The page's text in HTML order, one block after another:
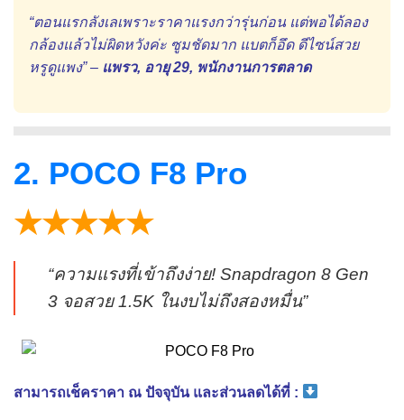
“ตอนแรกลังเลเพราะราคาแรงกว่ารุ่นก่อน แต่พอได้ลอง
กล้องแล้วไม่ผิดหวังค่ะ ซูมชัดมาก แบตก็อึด ดีไซน์สวย
หรูดูแพง” – แพรว, อายุ 29, พนักงานการตลาด
2. POCO F8 Pro
★★★★★
“ความแรงที่เข้าถึงง่าย! Snapdragon 8 Gen
3 จอสวย 1.5K ในงบไม่ถึงสองหมื่น”
สามารถเช็คราคา ณ ปัจจุบัน และส่วนลดได้ที่ :